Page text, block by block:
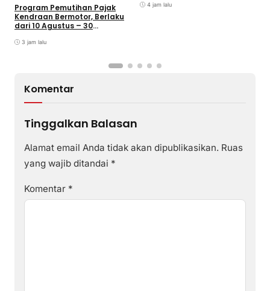
Program Pemutihan Pajak
Kendraan Bermotor, Berlaku
dari 10 Agustus – 30
3 jam lalu
4 jam lalu
Komentar
Tinggalkan Balasan
Alamat email Anda tidak akan dipublikasikan. Ruas
yang wajib ditandai *
Komentar *